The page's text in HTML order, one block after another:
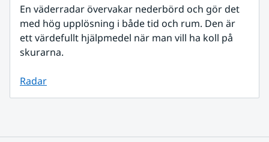
En väderradar övervakar nederbörd och gör det
med hög upplösning i både tid och rum. Den är
ett värdefullt hjälpmedel när man vill ha koll på
skurarna.
Radar